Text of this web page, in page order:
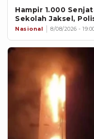
Hampir 1.000
Sekolah Jaksel,
Nasional 8/08/2026 -